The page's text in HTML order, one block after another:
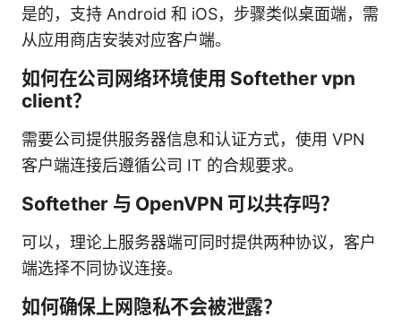
是的，支持 Android 和 iOS，步骤类似桌面端，需
从应用商店安装对应客户端。
如何在公司网络环境使用 Softether vpn
client？
需要公司提供服务器信息和认证方式，使用 VPN
客户端连接后遵循公司 IT 的合规要求。
Softether 与 OpenVPN 可以共存吗？
可以，理论上服务器端可同时提供两种协议，客户
端选择不同协议连接。
如何确保上网隐私不会被泄露？